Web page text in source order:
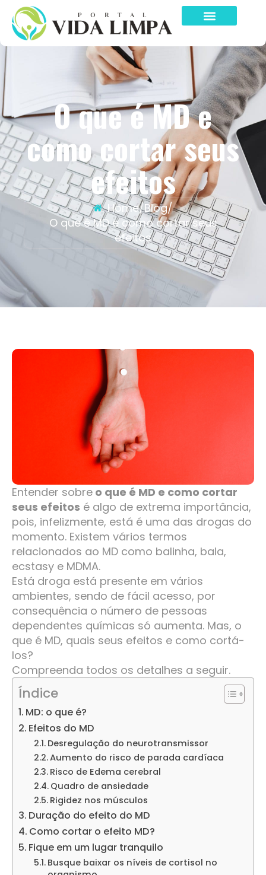
O que é MD e
como cortar seus
efeitos
Home/Blog/
O que é MD e como cortar seus
efeitos
Entender sobre o que é MD e como cortar
seus efeitos é algo de extrema importância,
pois, infelizmente, está é uma das drogas do
momento. Existem vários termos
relacionados ao MD como balinha, bala,
ecstasy e MDMA.
Está droga está presente em vários
ambientes, sendo de fácil acesso, por
consequência o número de pessoas
dependentes químicas só aumenta. Mas, o
que é MD, quais seus efeitos e como cortá-
los?
Compreenda todos os detalhes a seguir.
Índice
MD: o que é?
Efeitos do MD
Desregulação do neurotransmissor
Aumento do risco de parada cardíaca
Risco de Edema cerebral
Quadro de ansiedade
Rigidez nos músculos
Duração do efeito do MD
Como cortar o efeito MD?
Fique em um lugar tranquilo
Busque baixar os níveis de cortisol no